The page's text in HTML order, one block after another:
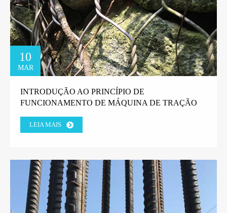
10
MAR
INTRODUÇÃO AO PRINCÍPIO DE
FUNCIONAMENTO DE MÁQUINA DE TRAÇÃO
LEIA MAIS